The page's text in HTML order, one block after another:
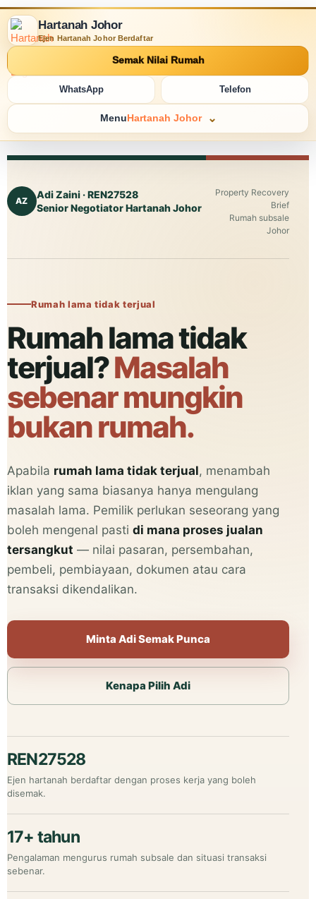
Hartanah Johor
Ejen Hartanah Johor Berdaftar
Semak Nilai Rumah
WhatsApp Telefon
Menu Hartanah Johor
AZ
Adi Zaini · REN27528
Senior NegotiatorHartanah Johor
Property Recovery
Brief
Rumah subsale
Johor
Rumah lama tidak terjual
Rumah lama tidak
terjual?Masalah
sebenar mungkin
bukan rumah.
Apabila rumah lama tidak terjual, menambah
iklan yang sama biasanya hanya mengulang
masalah lama. Pemilik perlukan seseorang yang
boleh mengenal pasti di mana proses jualan
tersangkut — nilai pasaran, persembahan,
pembeli, pembiayaan, dokumen atau cara
transaksi dikendalikan.
Minta Adi Semak Punca
Kenapa Pilih Adi
REN27528
Ejen hartanah berdaftar dengan proses kerja yang boleh
disemak.
17+ tahun
Pengalaman mengurus rumah subsale dan situasi transaksi
sebenar.